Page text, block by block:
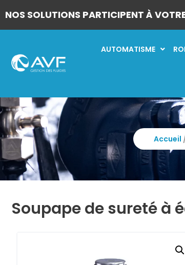
NOS SOLUTIONS PARTICIPENT À
AUTOMATISME
Accueil
Soupape de sureté à